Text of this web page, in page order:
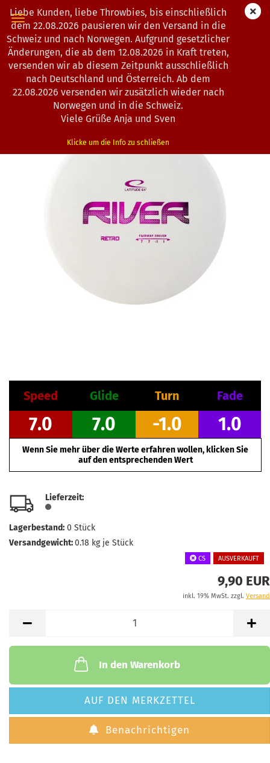
Liebe Kunden, liebe Throwbies, bis einschließlich
dem 22.08.2026 pausieren wir den Versand in die
Schweiz und nach Norwegen. Aufgrund gesetzlicher
Änderungen, die ab dem 12.08.2026 in Kraft treten,
versenden wir ab diesem Zeitpunkt ausschließlich
nach Deutschland und Österreich. Ab dem
22.08.2026 versenden wir zusätzlich wieder nach
Norwegen und in die Schweiz.
Viele Grüße Anja und Sven
Klicke um die Info zu schließen
« Erster « zurück weiter »
Letzter »
Artikel in dieser Kategorie
Latitude 64° | River | Retro | CS
0202538)
Speed Glide Turn Fade
7.0 7.0 -1.0 1.0
Wenn Sie mehr über die Werte erfahren wollen, klicken Sie
auf den entsprechenden Wert
Lieferzeit:
Lagerbestand: 0 Stück
Versandgewicht:0.18 kg je Stück
CS AUSVERKAUFT
9,90 EUR
inkl. 19% MwSt. zzgl. Versand
In den Warenkorb
AUF DEN MERKZETTEL
Benachrichtigen